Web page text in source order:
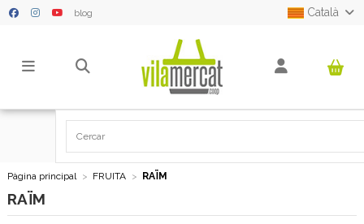
blog Català
Pàgina principal FRUITA RAÏM
RAÏM